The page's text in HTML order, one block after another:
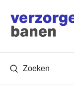
Zoeken